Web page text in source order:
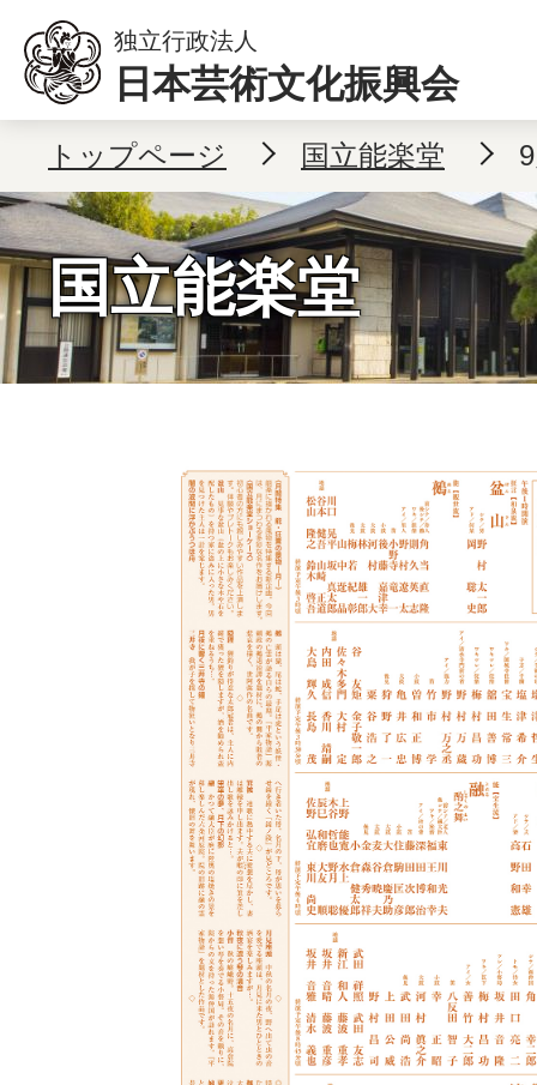
本文へ移動
独立行政法人
日本芸術文化振興会
トップページ 国立能楽堂
国立能楽堂